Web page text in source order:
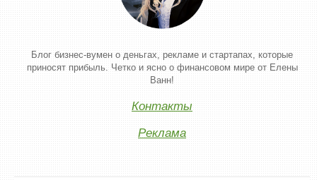
Блог бизнес-вумен о деньгах, рекламе и стартапах, которые
приносят прибыль. Четко и ясно о финансовом мире от Елены
Ванн!
Контакты
Реклама